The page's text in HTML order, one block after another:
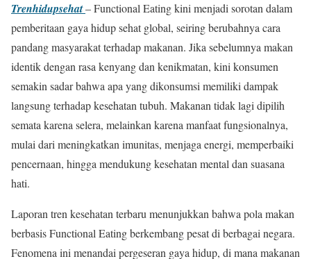
Trenhidupsehat– Functional Eating kini menjadi sorotan dalam
pemberitaan gaya hidup sehat global, seiring berubahnya cara
pandang masyarakat terhadap makanan. Jika sebelumnya makan
identik dengan rasa kenyang dan kenikmatan, kini konsumen
semakin sadar bahwa apa yang dikonsumsi memiliki dampak
langsung terhadap kesehatan tubuh. Makanan tidak lagi dipilih
semata karena selera, melainkan karena manfaat fungsionalnya,
mulai dari meningkatkan imunitas, menjaga energi, memperbaiki
pencernaan, hingga mendukung kesehatan mental dan suasana
hati.
Laporan tren kesehatan terbaru menunjukkan bahwa pola makan
berbasis Functional Eating berkembang pesat di berbagai negara.
Fenomena ini menandai pergeseran gaya hidup, di mana makanan